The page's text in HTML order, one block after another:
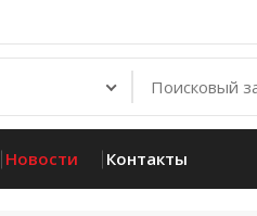
Новости Контакты